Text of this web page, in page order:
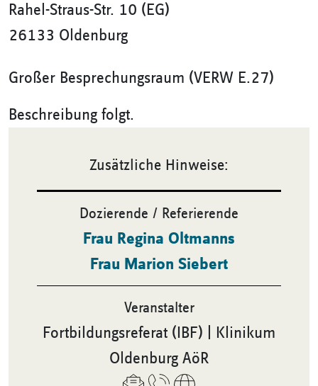
Rahel-Straus-Str. 10 (EG)
26133 Oldenburg
Großer Besprechungsraum (VERW E.27)
Beschreibung folgt.
Zusätzliche Hinweise:
Dozierende / Referierende
Frau Regina Oltmanns
Frau Marion Siebert
Veranstalter
Fortbildungsreferat (IBF) | Klinikum
Oldenburg AöR